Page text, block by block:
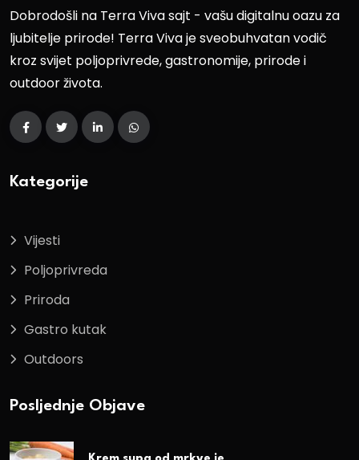
Dobrodošli na Terra Viva sajt - vašu digitalnu oazu za
ljubitelje prirode! Terra Viva je sveobuhvatan vodič
kroz svijet poljoprivrede, gastronomije, prirode i
outdoor života.
Kategorije
Vijesti
Poljoprivreda
Priroda
Gastro kutak
Outdoors
Posljednje Objave